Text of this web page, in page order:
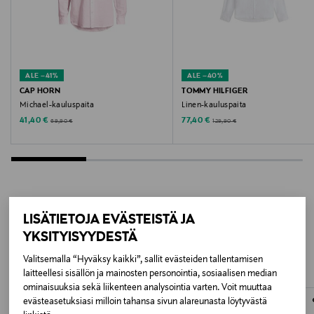
LISÄTIETOJA EVÄSTEISTÄ JA
YKSITYISYYDESTÄ
Valitsemalla “Hyväksy kaikki”, sallit evästeiden tallentamisen
laitteellesi sisällön ja mainosten personointia, sosiaalisen median
ominaisuuksia sekä liikenteen analysointia varten. Voit muuttaa
evästeasetuksiasi milloin tahansa sivun alareunasta löytyvästä
NAVY BLAZER
Bangladesh
Valmistajan tuotenumero
5715830351691
Valmistaja
Valmistajan osoite
Lars Sonckin Kaari 6, 02600 Espoo, Finland
Digitaalinen osoite
contact@bestseller.com
ALE –41%
CAP HORN
Michael-kauluspaita
Discounted Price
41,40 € Original Price
69,90 €
ALE –40%
TOMMY HILFIGER
Linen-kauluspaita
Discounted Price
77,40 € Original Price
129,90 €
LISÄÄ KIINNOSTAVIA
TUOTTEITA
ONLINE EXCLUSIVE